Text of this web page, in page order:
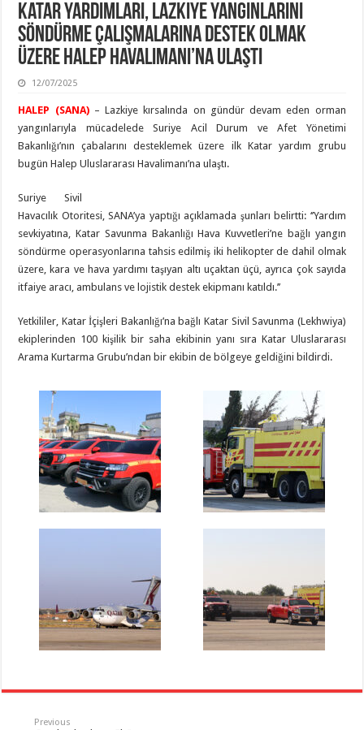
Katar Yardımları, Lazkiye Yangınlarını
Söndürme Çalışmalarına Destek Olmak
Üzere Halep Havalimanı’na Ulaştı
12/07/2025
HALEP (SANA)– Lazkiye kırsalında on gündür devam eden orman
yangınlarıyla mücadelede Suriye Acil Durum ve Afet Yönetimi
Bakanlığı’nın çabalarını desteklemek üzere ilk Katar yardım grubu
bugün Halep Uluslararası Havalimanı’na ulaştı.
Suriye Sivil
Havacılık Otoritesi, SANA’ya yaptığı açıklamada şunları belirtti: ‘’Yardım
sevkiyatına, Katar Savunma Bakanlığı Hava Kuvvetleri’ne bağlı yangın
söndürme operasyonlarına tahsis edilmiş iki helikopter de dahil olmak
üzere, kara ve hava yardımı taşıyan altı uçaktan üçü, ayrıca çok sayıda
itfaiye aracı, ambulans ve lojistik destek ekipmanı katıldı.’’
Yetkililer, Katar İçişleri Bakanlığı’na bağlı Katar Sivil Savunma (Lekhwiya)
ekiplerinden 100 kişilik bir saha ekibinin yanı sıra Katar Uluslararası
Arama Kurtarma Grubu’ndan bir ekibin de bölgeye geldiğini bildirdi.
Previous